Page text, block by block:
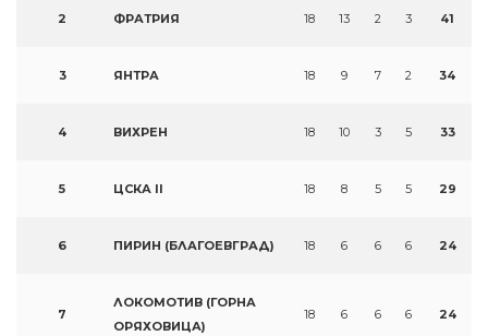
2 ФРАТРИЯ 18 13 2 3 41
3 ЯНТРА 18 9 7 2 34
4 ВИХРЕН 18 10 3 5 33
5 ЦСКА II 18 8 5 5 29
6 ПИРИН (БЛАГОЕВГРАД) 18 6 6 6 24
7
ЛОКОМОТИВ (ГОРНА
ОРЯХОВИЦА)
18 6 6 6 24